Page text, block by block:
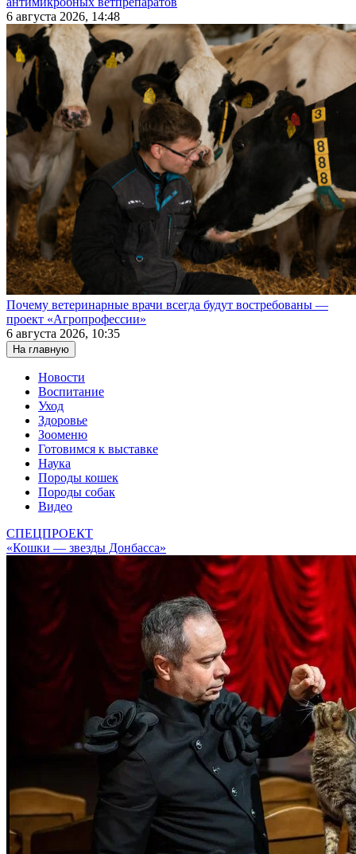
6 августа 2026, 14:48
Почему ветеринарные врачи всегда будут востребованы —
проект «Агропрофессии»
6 августа 2026, 10:35
На главную
Новости
Воспитание
Уход
Здоровье
Зооменю
Готовимся к выставке
Наука
Породы кошек
Породы собак
Видео
СПЕЦПРОЕКТ
«Кошки — звезды Донбасса»